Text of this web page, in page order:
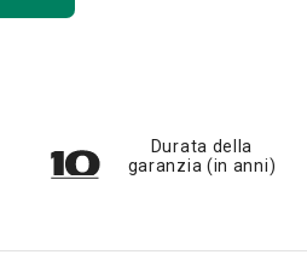
Durata della
garanzia (in anni)